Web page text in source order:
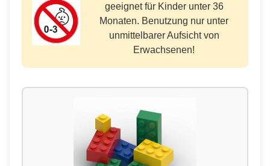
geeignet für Kinder unter 36
Monaten. Benutzung nur unter
unmittelbarer Aufsicht von
Erwachsenen!